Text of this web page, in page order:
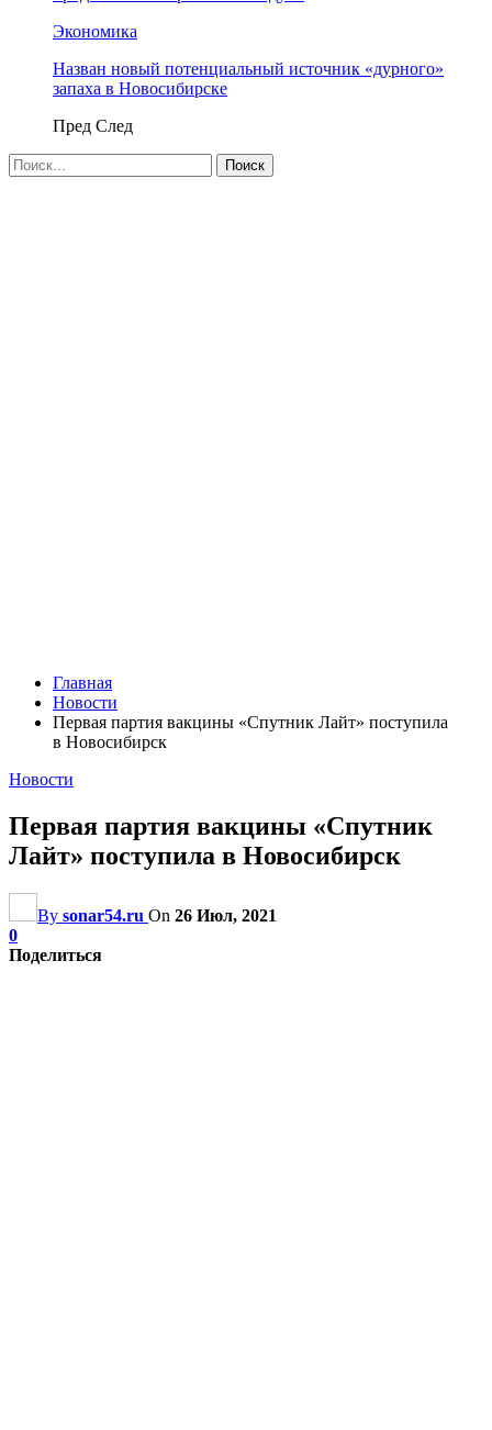
Экономика
Назван новый потенциальный источник «дурного»
запаха в Новосибирске
Пред След
Главная
Новости
Первая партия вакцины «Спутник Лайт» поступила
в Новосибирск
Новости
Первая партия вакцины «Спутник
Лайт» поступила в Новосибирск
By sonar54.ru On 26 Июл, 2021
0
Поделиться